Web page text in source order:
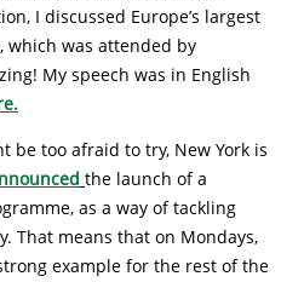
I discussed Europe’s largest
was attended by
My speech was in English
be too afraid to try, New York is
the launch of a
as a way of tackling
That means that on Mondays,
example for the rest of the